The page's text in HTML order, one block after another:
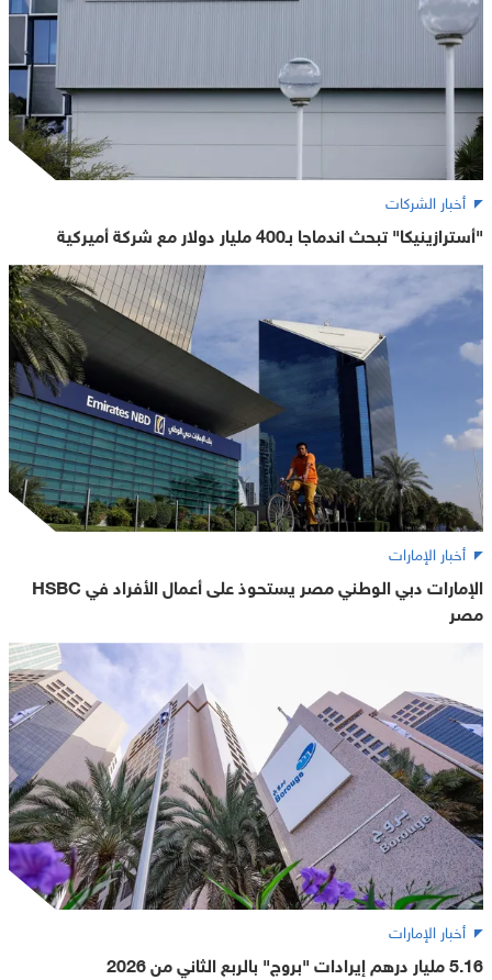
أخبار الشركات
"أسترازينيكا" تبحث اندماجا بـ400 مليار دولار مع شركة أميركية
أخبار الإمارات
الإمارات دبي الوطني مصر يستحوذ على أعمال الأفراد في HSBC
مصر
أخبار الإمارات
5.16 مليار درهم إيرادات "بروج" بالربع الثاني من 2026